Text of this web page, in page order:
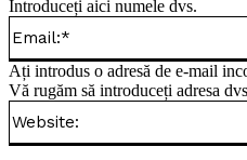
Introduceți aici numele dvs.
Ați introdus o adresă de e-mail
Vă rugăm să introduceți adresa